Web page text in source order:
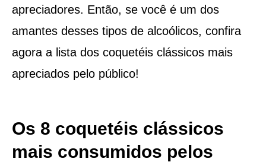
apreciadores. Então, se você é um dos
amantes desses tipos de alcoólicos, confira
agora a lista dos coquetéis clássicos mais
apreciados pelo público!
Os 8 coquetéis clássicos
mais consumidos pelos